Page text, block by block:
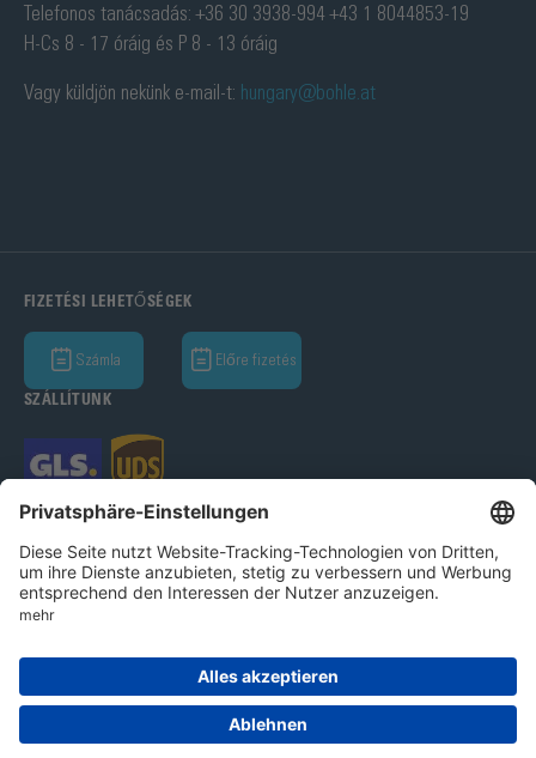
Telefonos tanácsadás: +36 30 3938-994 +43 1 8044853-19
H-Cs 8 - 17 óráig és P 8 - 13 óráig
Vagy küldjön nekünk e-mail-t: hungary@bohle.at
FIZETÉSI LEHETŐSÉGEK
Számla Előre fizetés
SZÁLLÍTUNK
Bohle GmbH 2026
Adatvédelmi nyilatkozat
Ált.Üz.Felt.